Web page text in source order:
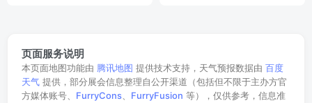
页面服务说明
本页面地图功能由 腾讯地图 提供技术支持，天气预报数据由 百度
天气 提供，部分展会信息整理自公开渠道（包括但不限于主办方官
方媒体账号、 FurryCons、 FurryFusion 等），仅供参考，信息准